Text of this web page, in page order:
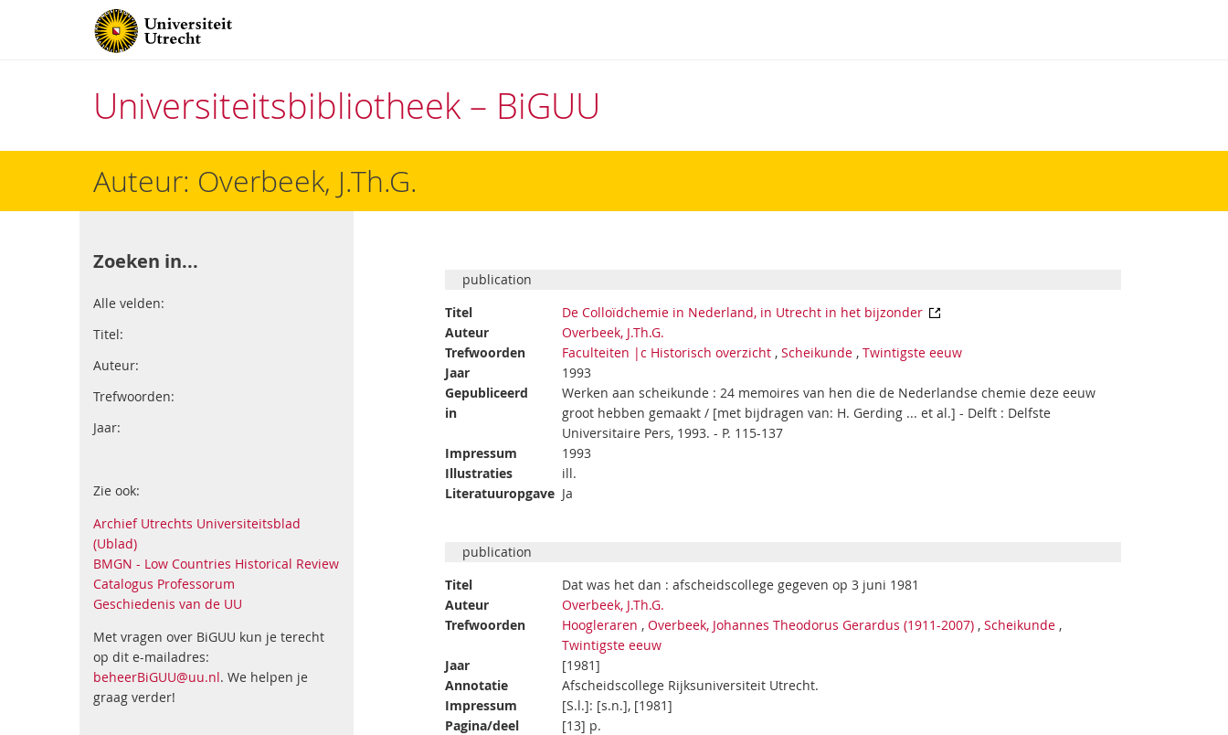
Universiteitsbibliotheek – BiGUU
Auteur: Overbeek, J.Th.G.
Zoeken in...
Alle velden:
Titel:
Auteur:
Trefwoorden:
Jaar:
Zie ook:
Archief Utrechts Universiteitsblad
(Ublad)
BMGN - Low Countries Historical Review
Catalogus Professorum
Geschiedenis van de UU
Met vragen over BiGUU kun je terecht
op dit e-mailadres:
beheerBiGUU@uu.nl. We helpen je
graag verder!
publication
Titel
De Colloïdchemie in Nederland, in Utrecht in het bijzonder
Auteur
Overbeek, J.Th.G.
Trefwoorden
Faculteiten |c Historisch overzicht ,Scheikunde ,Twintigste eeuw
Jaar
1993
Gepubliceerd
in
Werken aan scheikunde : 24 memoires van hen die de Nederlandse chemie deze eeuw
groot hebben gemaakt / [met bijdragen van: H. Gerding ... et al.] - Delft : Delfste
Universitaire Pers, 1993. - P. 115-137
Impressum
1993
Illustraties
ill.
Literatuuropgave Ja
publication
Titel
Dat was het dan : afscheidscollege gegeven op 3 juni 1981
Auteur
Overbeek, J.Th.G.
Trefwoorden
Hoogleraren ,Overbeek, Johannes Theodorus Gerardus (1911-2007) ,Scheikunde ,
Twintigste eeuw
Jaar
[1981]
Annotatie
Afscheidscollege Rijksuniversiteit Utrecht.
Impressum
[S.l.]: [s.n.], [1981]
Pagina/deel
[13] p.